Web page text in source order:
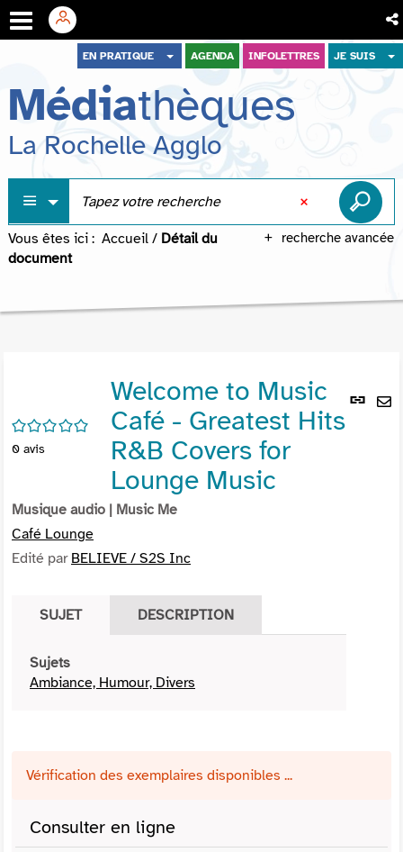
menu
contenu
recherche
EN PRATIQUE AGENDA INFOLETTRES JE SUIS
Médiathèques
La Rochelle Agglo
recherche avancée
Vous êtes ici : Accueil / Détail du
document
Lien
/5
0 avis
Welcome to Music
Café - Greatest Hits
R&B Covers for
Lounge Music
Musique audio | Music Me
Café Lounge
Edité par BELIEVE / S2S Inc
SUJET DESCRIPTION
Sujets
Ambiance, Humour, Divers
Vérification des exemplaires disponibles ...
Consulter en ligne